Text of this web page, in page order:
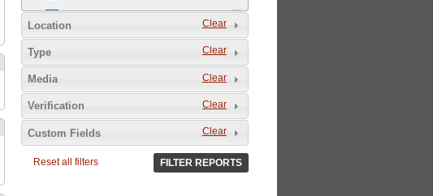
sito tematico 8
Clear
Location
Clear
Type
Clear
Media
Clear
Verification
Clear
Custom Fields
Reset all filters FILTER REPORTS